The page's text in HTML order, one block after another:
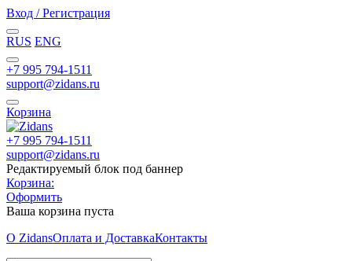
Вход / Регистрация
RUS ENG
+7 995 794-1511
support@zidans.ru
Корзина
+7 995 794-1511
support@zidans.ru
Редактируемый блок под баннер
Корзина:
Оформить
Ваша корзина пуста
О ZidansОплата и ДоставкаКонтакты